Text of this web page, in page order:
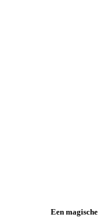
Een magische